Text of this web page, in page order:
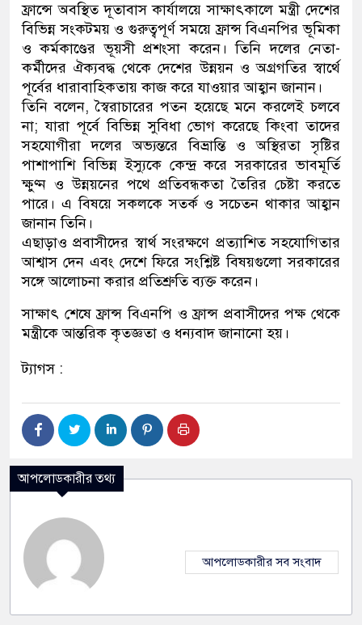
ফ্রান্সে অবস্থিত দূতাবাস কার্যালয়ে সাক্ষাৎকালে মন্ত্রী দেশের
বিভিন্ন সংকটময় ও গুরুত্বপূর্ণ সময়ে ফ্রান্স বিএনপির ভূমিকা
ও কর্মকাণ্ডের ভূয়সী প্রশংসা করেন। তিনি দলের নেতা-
কর্মীদের ঐক্যবদ্ধ থেকে দেশের উন্নয়ন ও অগ্রগতির স্বার্থে
পূর্বের ধারাবাহিকতায় কাজ করে যাওয়ার আহ্বান জানান।
তিনি বলেন, স্বৈরাচারের পতন হয়েছে মনে করলেই চলবে
না; যারা পূর্বে বিভিন্ন সুবিধা ভোগ করেছে কিংবা তাদের
সহযোগীরা দলের অভ্যন্তরে বিভ্রান্তি ও অস্থিরতা সৃষ্টির
পাশাপাশি বিভিন্ন ইস্যুকে কেন্দ্র করে সরকারের ভাবমূর্তি
ক্ষুণ্ন ও উন্নয়নের পথে প্রতিবন্ধকতা তৈরির চেষ্টা করতে
পারে। এ বিষয়ে সকলকে সতর্ক ও সচেতন থাকার আহ্বান
জানান তিনি।
এছাড়াও প্রবাসীদের স্বার্থ সংরক্ষণে প্রত্যাশিত সহযোগিতার
আশ্বাস দেন এবং দেশে ফিরে সংশ্লিষ্ট বিষয়গুলো সরকারের
সঙ্গে আলোচনা করার প্রতিশ্রুতি ব্যক্ত করেন।
সাক্ষাৎ শেষে ফ্রান্স বিএনপি ও ফ্রান্স প্রবাসীদের পক্ষ থেকে
মন্ত্রীকে আন্তরিক কৃতজ্ঞতা ও ধন্যবাদ জানানো হয়।
ট্যাগস :
আপলোডকারীর তথ্য
আপলোডকারীর সব সংবাদ